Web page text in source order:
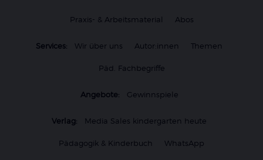
Praxis- & Arbeitsmaterial Abos
Services: Wir über uns Autor:innen Themen
Päd. Fachbegriffe
Angebote: Gewinnspiele
Verlag: Media Sales kindergarten heute
Pädagogik & Kinderbuch WhatsApp